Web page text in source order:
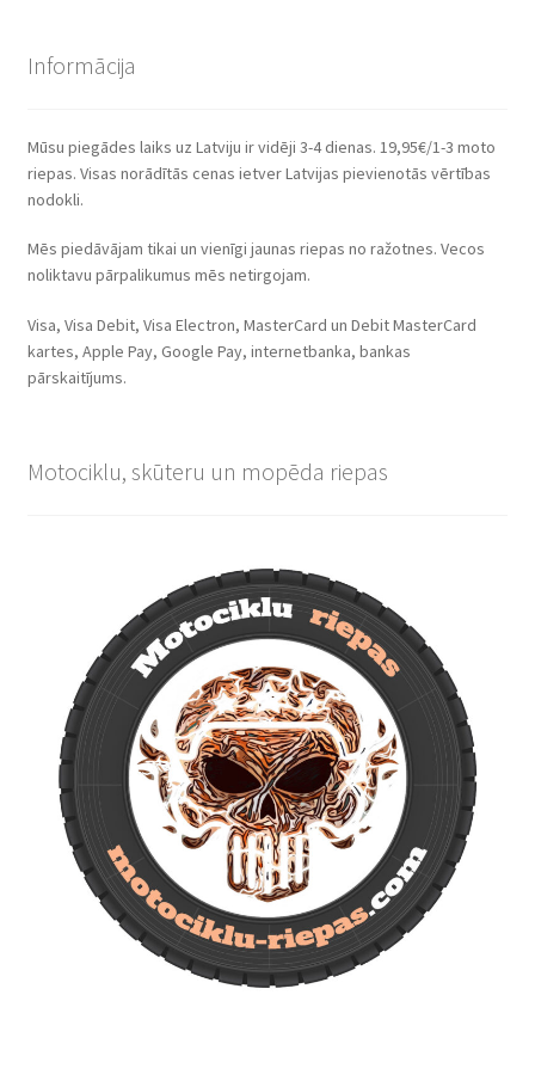
Informācija
Mūsu piegādes laiks uz Latviju ir vidēji 3-4 dienas. 19,95€/1-3 moto
riepas. Visas norādītās cenas ietver Latvijas pievienotās vērtības
nodokli.
Mēs piedāvājam tikai un vienīgi jaunas riepas no ražotnes. Vecos
noliktavu pārpalikumus mēs netirgojam.
Visa, Visa Debit, Visa Electron, MasterCard un Debit MasterCard
kartes, Apple Pay, Google Pay, internetbanka, bankas
pārskaitījums.
Motociklu, skūteru un mopēda riepas